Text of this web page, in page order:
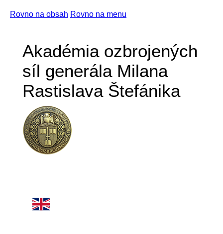
Rovno na obsah Rovno na menu
Akadémia ozbrojených
síl generála Milana
Rastislava Štefánika